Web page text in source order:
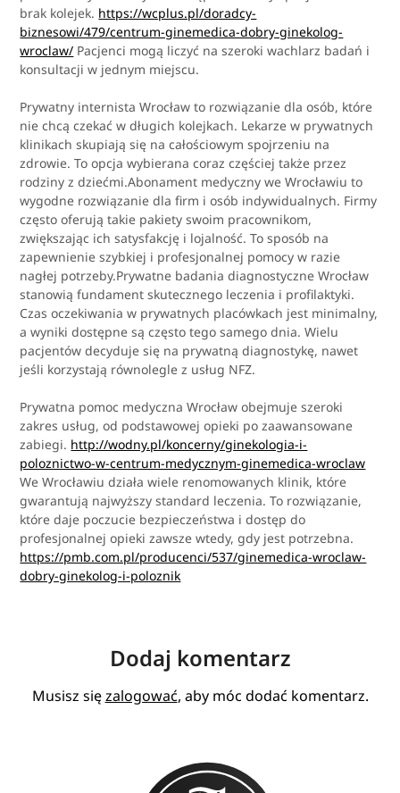
brak kolejek. https://wcplus.pl/doradcy-
biznesowi/479/centrum-ginemedica-dobry-ginekolog-
wroclaw/ Pacjenci mogą liczyć na szeroki wachlarz badań i
konsultacji w jednym miejscu.
Prywatny internista Wrocław to rozwiązanie dla osób, które
nie chcą czekać w długich kolejkach. Lekarze w prywatnych
klinikach skupiają się na całościowym spojrzeniu na
zdrowie. To opcja wybierana coraz częściej także przez
rodziny z dziećmi.Abonament medyczny we Wrocławiu to
wygodne rozwiązanie dla firm i osób indywidualnych. Firmy
często oferują takie pakiety swoim pracownikom,
zwiększając ich satysfakcję i lojalność. To sposób na
zapewnienie szybkiej i profesjonalnej pomocy w razie
nagłej potrzeby.Prywatne badania diagnostyczne Wrocław
stanowią fundament skutecznego leczenia i profilaktyki.
Czas oczekiwania w prywatnych placówkach jest minimalny,
a wyniki dostępne są często tego samego dnia. Wielu
pacjentów decyduje się na prywatną diagnostykę, nawet
jeśli korzystają równolegle z usług NFZ.
Prywatna pomoc medyczna Wrocław obejmuje szeroki
zakres usług, od podstawowej opieki po zaawansowane
zabiegi. http://wodny.pl/koncerny/ginekologia-i-
poloznictwo-w-centrum-medycznym-ginemedica-wroclaw
We Wrocławiu działa wiele renomowanych klinik, które
gwarantują najwyższy standard leczenia. To rozwiązanie,
które daje poczucie bezpieczeństwa i dostęp do
profesjonalnej opieki zawsze wtedy, gdy jest potrzebna.
https://pmb.com.pl/producenci/537/ginemedica-wroclaw-
dobry-ginekolog-i-poloznik
Dodaj komentarz
Musisz sięzalogować, aby móc dodać komentarz.